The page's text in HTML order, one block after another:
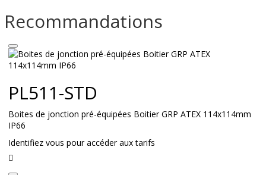
Recommandations
PL511-STD
Boites de jonction pré-équipées Boitier GRP ATEX 114x114mm
IP66
Identifiez vous pour accéder aux tarifs
la